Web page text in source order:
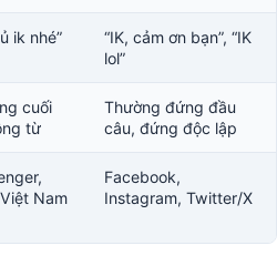
ik nhé”
“IK, cảm ơn bạn”, “IK
lol”
cuối
từ
Thường đứng đầu
câu, đứng độc lập
Nam
Facebook,
Instagram, Twitter/X